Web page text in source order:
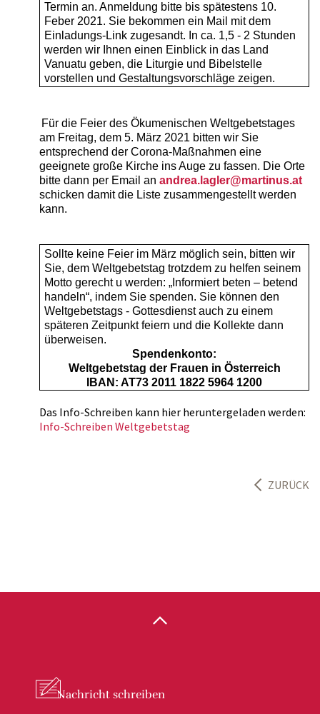
Termin an. Anmeldung bitte bis spätestens 10.
Feber 2021. Sie bekommen ein Mail mit dem
Einladungs-Link zugesandt. In ca. 1,5 - 2 Stunden
werden wir Ihnen einen Einblick in das Land
Vanuatu geben, die Liturgie und Bibelstelle
vorstellen und Gestaltungsvorschläge zeigen.
Für die Feier des Ökumenischen Weltgebetstages
am Freitag, dem 5. März 2021 bitten wir Sie
entsprechend der Corona-Maßnahmen eine
geeignete große Kirche ins Auge zu fassen. Die Orte
bitte dann per Email an andrea.lagler@martinus.at
schicken damit die Liste zusammengestellt werden
kann.
Sollte keine Feier im März möglich sein, bitten wir
Sie, dem Weltgebetstag trotzdem zu helfen seinem
Motto gerecht u werden: „Informiert beten – betend
handeln“, indem Sie spenden. Sie können den
Weltgebetstags - Gottesdienst auch zu einem
späteren Zeitpunkt feiern und die Kollekte dann
überweisen.
Spendenkonto:
Weltgebetstag der Frauen in Österreich
IBAN: AT73 2011 1822 5964 1200
Das Info-Schreiben kann hier heruntergeladen werden:
Info-Schreiben Weltgebetstag
ZURÜCK
Nachricht schreiben